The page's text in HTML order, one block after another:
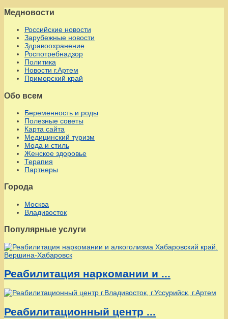
Медновости
Российские новости
Зарубежные новости
Здравоохранение
Роспотребнадзор
Политика
Новости г.Артем
Приморский край
Обо всем
Беременность и роды
Полезные советы
Карта сайта
Медицинский туризм
Мода и стиль
Женское здоровье
Терапия
Партнеры
Города
Москва
Владивосток
Популярные услуги
Реабилитация наркомании и ...
Реабилитационный центр ...